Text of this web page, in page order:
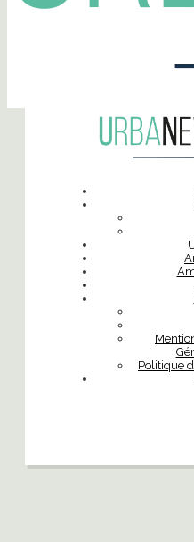
Politique